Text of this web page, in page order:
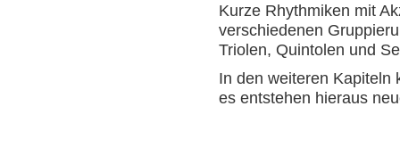
Kurze Rhythmiken mit
verschiedenen
Triolen, Quintolen und
In den weiteren Kapiteln
es entstehen hieraus